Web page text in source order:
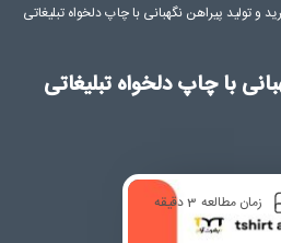
و تولید پیراهن نگهبانی با چاپ دلخواه تبلیغاتی
با چاپ دلخواه تبلیغاتی
زمان مطالعه 3دقیقه